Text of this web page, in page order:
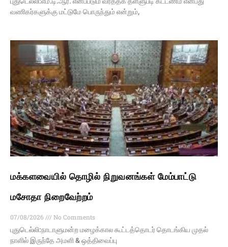
வணிகர்களுக்கு மட்டுமே பொருந்தும் என்றும்,
மக்களவையில் தொழில் நிறுவனங்கள் மேம்பாட்டு
மசோதா நிறைவேற்றம்
07/08/2026
No Comments
புதுடெல்லி:நாடாளுமன்ற மழைக்கால கூட்டத்தொடர் தொடங்கிய முதல்
நாளில் இருந்தே அமளி & ஒத்திவைப்பு